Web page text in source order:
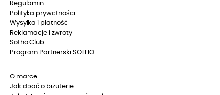
Regulamin
Polityka prywatności
Wysyłka i płatność
Reklamacje i zwroty
Sotho Club
Program Partnerski SOTHO
O marce
Jak dbać o biżuterie